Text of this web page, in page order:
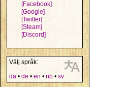
[Facebook]
[Google]
[Twitter]
[Steam]
[Discord]
Välj språk:
da • de • en • nb • sv